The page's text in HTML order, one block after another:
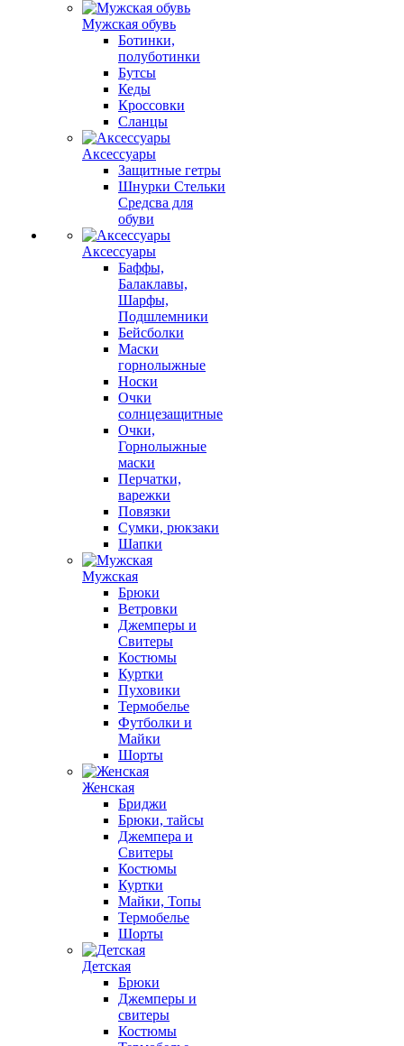
Мужская обувь
Ботинки,
полуботинки
Бутсы
Кеды
Кроссовки
Сланцы
Аксессуары
Защитные гетры
Шнурки Стельки
Средсва для
обуви
Аксессуары
Баффы,
Балаклавы,
Шарфы,
Подшлемники
Бейсболки
Маски
горнолыжные
Носки
Очки
солнцезащитные
Очки,
Горнолыжные
маски
Перчатки,
варежки
Повязки
Сумки, рюкзаки
Шапки
Мужская
Брюки
Ветровки
Джемперы и
Свитеры
Костюмы
Куртки
Пуховики
Термобелье
Футболки и
Майки
Шорты
Женская
Бриджи
Брюки, тайсы
Джемпера и
Свитеры
Костюмы
Куртки
Майки, Топы
Термобелье
Шорты
Детская
Брюки
Джемперы и
свитеры
Костюмы